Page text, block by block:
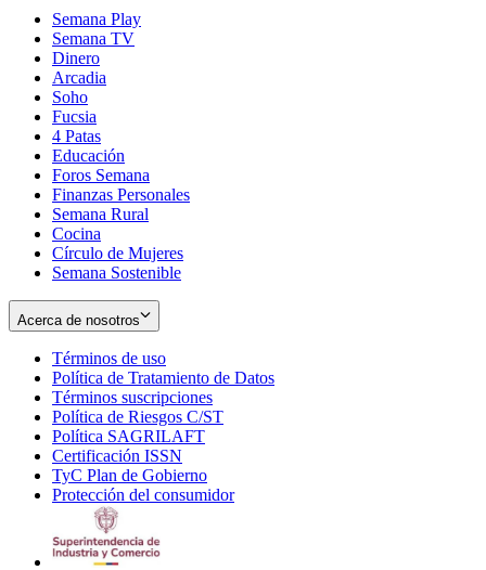
Semana Play
Semana TV
Dinero
Arcadia
Soho
in
new
window
Fucsia
in
new
window
4 Patas
Educación
Foros Semana
Finanzas Personales
Semana Rural
Cocina
Círculo de Mujeres
Semana Sostenible
Acerca de nosotros
Términos de uso
in
new
window
Política de Tratamiento de Datos
Términos suscripciones
in
Política de Riesgos C/ST
Política SAGRILAFT
new
window
Certificación ISSN
in
new
TyC Plan de Gobierno
in
Protección del consumidorOpens